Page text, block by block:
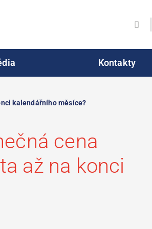
Kontakty
kalendářního měsíce?
cena
až na konci